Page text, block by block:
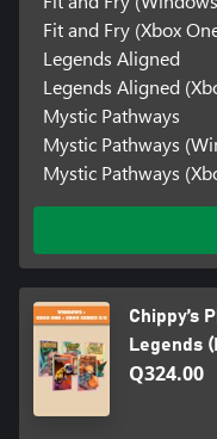
Fit and Fry (Xbox
Legends Aligned
Legends Aligned
Mystic Pathways
Mystic Pathways
Mystic Pathways
Chippy’s
Legends
Q324.00